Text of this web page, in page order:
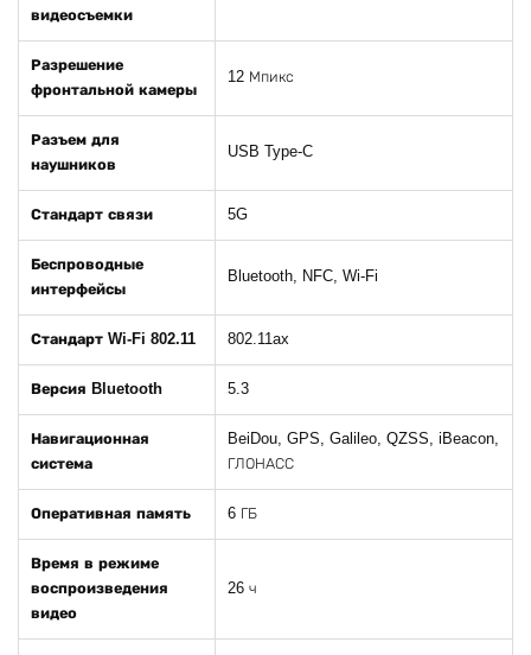
видеосъемки
Разрешение
фронтальной камеры
12 Мпикс
Разъем для
наушников
USB Type-C
Стандарт связи 5G
Беспроводные
интерфейсы
Bluetooth, NFC, Wi-Fi
Стандарт Wi-Fi 802.11 802.11ax
Версия Bluetooth 5.3
Навигационная
система
BeiDou, GPS, Galileo, QZSS, iBeacon,
ГЛОНАСС
Оперативная память 6 ГБ
Время в режиме
воспроизведения
видео
26 ч